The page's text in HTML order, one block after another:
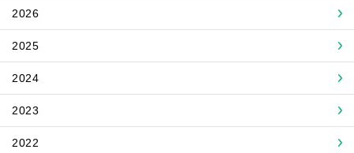
2026
2025
2024
2023
2022